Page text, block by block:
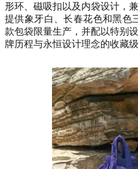
形环、磁吸扣以及内袋设计，
提供象牙白、长春花色和黑色
款包袋限量生产，并配以特别
牌历程与永恒设计理念的收藏级